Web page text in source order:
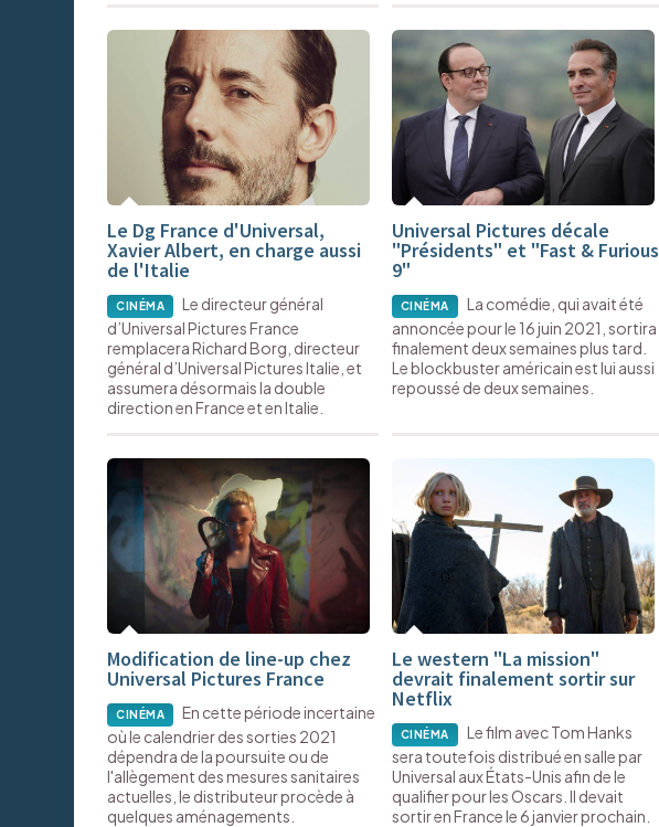
Le Dg France d'Universal,
Xavier Albert, en charge aussi
de l'Italie
CINÉMA
Le directeur général
d’Universal Pictures France
remplacera Richard Borg, directeur
général d’Universal Pictures Italie, et
assumera désormais la double
direction en France et en Italie.
Universal Pictures décale
"Présidents" et "Fast & Furious
9"
CINÉMA
La comédie, qui avait été
annoncée pour le 16 juin 2021, sortira
finalement deux semaines plus tard.
Le blockbuster américain est lui aussi
repoussé de deux semaines.
Modification de line-up chez
Universal Pictures France
CINÉMA
En cette période incertaine
où le calendrier des sorties 2021
dépendra de la poursuite ou de
l'allègement des mesures sanitaires
actuelles, le distributeur procède à
quelques aménagements.
Le western "La mission"
devrait finalement sortir sur
Netflix
CINÉMA
Le film avec Tom Hanks
sera toutefois distribué en salle par
Universal aux États-Unis afin de le
qualifier pour les Oscars. Il devait
sortir en France le 6 janvier prochain.